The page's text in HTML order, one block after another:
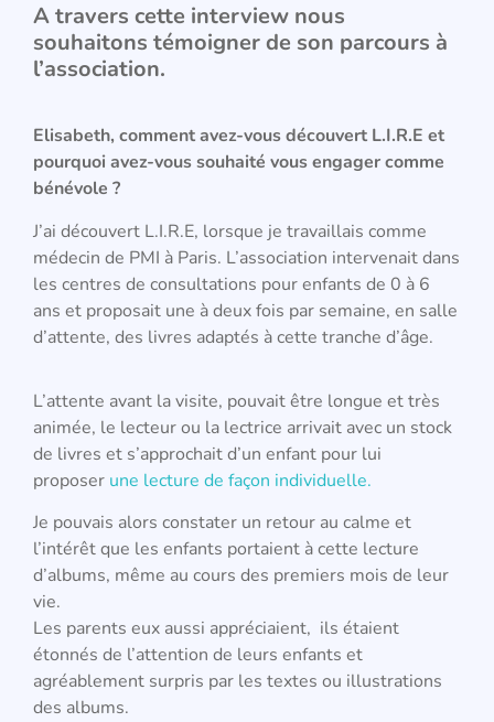
A travers cette interview nous
souhaitons témoigner de son parcours à
l’association.
Elisabeth, comment avez-vous découvert L.I.R.E et
pourquoi avez-vous souhaité vous engager comme
bénévole ?
J’ai découvert L.I.R.E, lorsque je travaillais comme
médecin de PMI à Paris. L’association intervenait dans
les centres de consultations pour enfants de 0 à 6
ans et proposait une à deux fois par semaine, en salle
d’attente, des livres adaptés à cette tranche d’âge.
L’attente avant la visite, pouvait être longue et très
animée, le lecteur ou la lectrice arrivait avec un stock
de livres et s’approchait d’un enfant pour lui
proposer une lecture de façon individuelle.
Je pouvais alors constater un retour au calme et
l’intérêt que les enfants portaient à cette lecture
d’albums, même au cours des premiers mois de leur
vie.
Les parents eux aussi appréciaient, ils étaient
étonnés de l’attention de leurs enfants et
agréablement surpris par les textes ou illustrations
des albums.